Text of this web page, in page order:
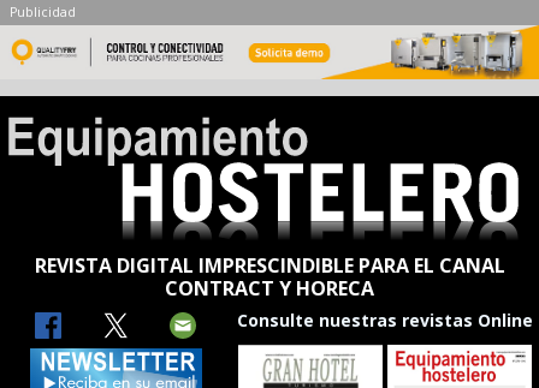
Publicidad
REVISTA DIGITAL IMPRESCINDIBLE PARA EL CANAL
CONTRACT Y HORECA
Consulte nuestras revistas Online